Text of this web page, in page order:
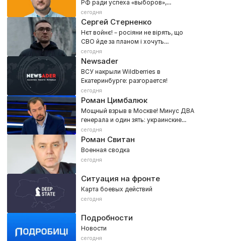
РФ ради успеха «выборов»,
мобилизации и наступления на
Донбасс
сегодня
Сергей Стерненко
Нєт войнє! – росіяни не вірять, що
СВО йде за планом і хочуть
переговорів
сегодня
Newsader
ВСУ накрыли Wildberries в
Екатеринбурге: разгорается!
сегодня
Роман Цимбалюк
Мощный взрыв в Москве! Минус ДВА
генерала и один зять: украинские
спецслужбы рвут столицу РФ
сегодня
Роман Свитан
Военная сводка
сегодня
Ситуация на фронте
Карта боевых действий
сегодня
Подробности
Новости
сегодня